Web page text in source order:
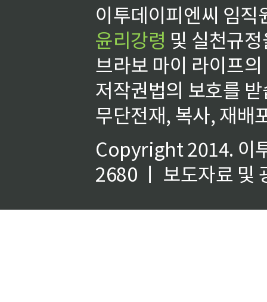
이투데이피엔씨 임
윤리강령 및 실천규
브라보 마이 라이프
저작권법의 보호를
무단전재, 복사, 재배
Copyright 2014. 이
2680 ㅣ 보도자료